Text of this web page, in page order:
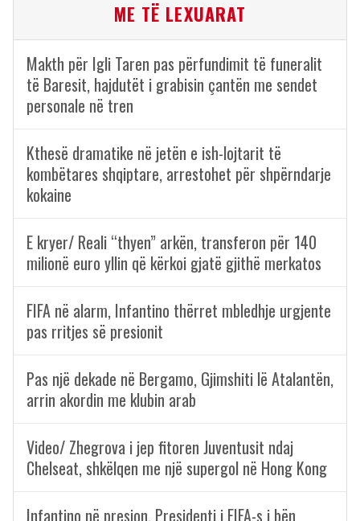
ME TË LEXUARAT
Makth për Igli Taren pas përfundimit të funeralit
të Baresit, hajdutët i grabisin çantën me sendet
personale në tren
Kthesë dramatike në jetën e ish-lojtarit të
kombëtares shqiptare, arrestohet për shpërndarje
kokaine
E kryer/ Reali “thyen” arkën, transferon për 140
milionë euro yllin që kërkoi gjatë gjithë merkatos
FIFA në alarm, Infantino thërret mbledhje urgjente
pas rritjes së presionit
Pas një dekade në Bergamo, Gjimshiti lë Atalantën,
arrin akordin me klubin arab
Video/ Zhegrova i jep fitoren Juventusit ndaj
Chelseat, shkëlqen me një supergol në Hong Kong
Infantino në presion, Presidenti i FIFA-s i bën